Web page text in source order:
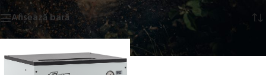
Afișează bară